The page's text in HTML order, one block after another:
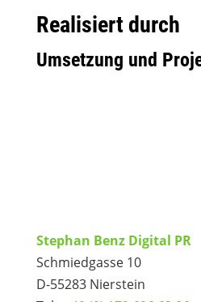
Realisiert durch
Umsetzung und
Stephan Benz Digital PR
Schmiedgasse 10
D-55283 Nierstein